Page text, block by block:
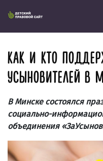
КАК И КТО
УСЫНОВИТЕЛЕЙ В
В Минске состоялся
социально-
объединения